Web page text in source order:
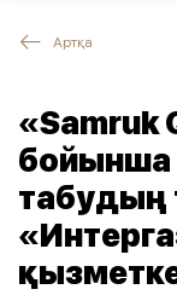
Артқа
«Samruk
табудың